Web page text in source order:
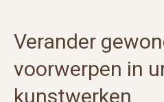
Verander
voorwerpen in
kunstwerken